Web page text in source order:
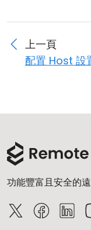
上一頁
配置 Host 設
功能豐富且安全的